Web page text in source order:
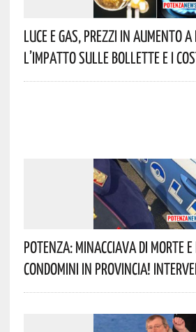
Luce E Gas, Prezzi In Aumento
L’impatto Sulle Bollette E I
Potenza: Minacciava Di Morte
Condomini In Provincia!